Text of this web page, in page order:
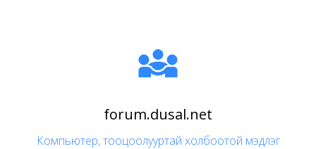

forum.dusal.net
Компьютер, тооцоолууртай холбоотой мэдлэг